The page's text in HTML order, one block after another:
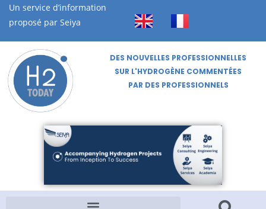
Un service d’information
proposé par Seiya
DES NOUVELLES PROFESSIONNELLES
SUR L'HYDROGÈNE COMMENTÉES
PAR DES PROFESSIONNELS